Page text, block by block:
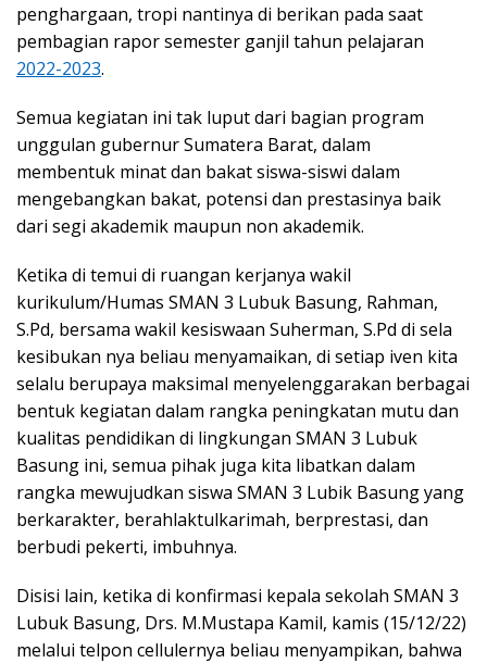
penghargaan, tropi nantinya di berikan pada saat
pembagian rapor semester ganjil tahun pelajaran
2022-2023.
Semua kegiatan ini tak luput dari bagian program
unggulan gubernur Sumatera Barat, dalam
membentuk minat dan bakat siswa-siswi dalam
mengebangkan bakat, potensi dan prestasinya baik
dari segi akademik maupun non akademik.
Ketika di temui di ruangan kerjanya wakil
kurikulum/Humas SMAN 3 Lubuk Basung, Rahman,
S.Pd, bersama wakil kesiswaan Suherman, S.Pd di sela
kesibukan nya beliau menyamaikan, di setiap iven kita
selalu berupaya maksimal menyelenggarakan berbagai
bentuk kegiatan dalam rangka peningkatan mutu dan
kualitas pendidikan di lingkungan SMAN 3 Lubuk
Basung ini, semua pihak juga kita libatkan dalam
rangka mewujudkan siswa SMAN 3 Lubik Basung yang
berkarakter, berahlaktulkarimah, berprestasi, dan
berbudi pekerti, imbuhnya.
Disisi lain, ketika di konfirmasi kepala sekolah SMAN 3
Lubuk Basung, Drs. M.Mustapa Kamil, kamis (15/12/22)
melalui telpon cellulernya beliau menyampikan, bahwa